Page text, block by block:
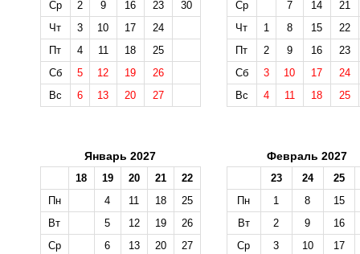
Ср
2 9 16 23
30
Чт
3 10 17
24
Пт
4 11 18
25
Сб
5 12 19
26
Вс
6 13 20 27
Ср
7 14
21
Чт
1 8 15
22
Пт
2 9 16
23
Сб
3 10 17
24
Вс
4 11 18 25
Январь 2027
18 19 20 21
22
Пн
4 11 18
25
Вт
5 12 19
26
Ср
6 13 20
27
Февраль 2027
23 24
25
Пн
1 8
15
Вт
2 9
16
Ср
3 10
17